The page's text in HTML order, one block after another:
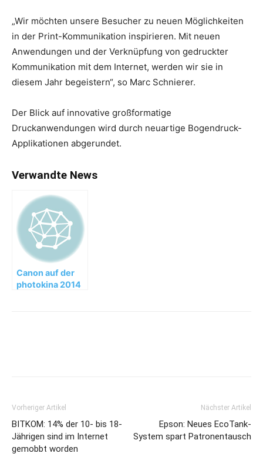
„Wir möchten unsere Besucher zu neuen Möglichkeiten
in der Print-Kommunikation inspirieren. Mit neuen
Anwendungen und der Verknüpfung von gedruckter
Kommunikation mit dem Internet, werden wir sie in
diesem Jahr begeistern“, so Marc Schnierer.
Der Blick auf innovative großformatige
Druckanwendungen wird durch neuartige Bogendruck-
Applikationen abgerundet.
Verwandte News
Canon auf der
photokina 2014
Vorheriger Artikel
BITKOM: 14% der 10- bis 18-
Jährigen sind im Internet
gemobbt worden
Nächster Artikel
Epson: Neues EcoTank-
System spart Patronentausch